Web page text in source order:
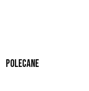
Polecane